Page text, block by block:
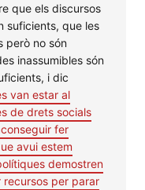
que els discursos
suficients, que les
però no són
inassumibles són
i dic
van estar al
de drets socials
fer
avui estem
demostren
recursos per parar